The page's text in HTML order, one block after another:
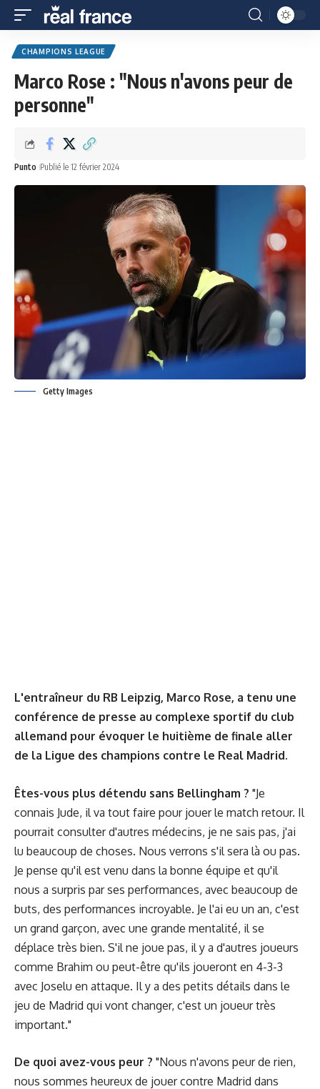
CHAMPIONS LEAGUE
Marco Rose : "Nous n'avons peur de
personne"
Punto Publié le 12 février 2024
Getty Images
L'entraîneur du RB Leipzig, Marco Rose, a tenu une
conférence de presse au complexe sportif du club
allemand pour évoquer le huitième de finale aller
de la Ligue des champions contre le Real Madrid.
Êtes-vous plus détendu sans Bellingham ? "Je
connais Jude, il va tout faire pour jouer le match retour. Il
pourrait consulter d'autres médecins, je ne sais pas, j'ai
lu beaucoup de choses. Nous verrons s'il sera là ou pas.
Je pense qu'il est venu dans la bonne équipe et qu'il
nous a surpris par ses performances, avec beaucoup de
buts, des performances incroyable. Je l'ai eu un an, c'est
un grand garçon, avec une grande mentalité, il se
déplace très bien. S'il ne joue pas, il y a d'autres joueurs
comme Brahim ou peut-être qu'ils joueront en 4-3-3
avec Joselu en attaque. Il y a des petits détails dans le
jeu de Madrid qui vont changer, c'est un joueur très
important."
De quoi avez-vous peur ? "Nous n'avons peur de rien,
nous sommes heureux de jouer contre Madrid dans